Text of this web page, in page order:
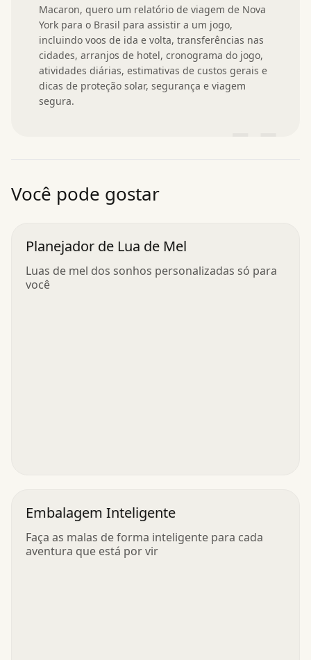
Macaron, quero um relatório de viagem de Nova
York para o Brasil para assistir a um jogo,
incluindo voos de ida e volta, transferências nas
cidades, arranjos de hotel, cronograma do jogo,
atividades diárias, estimativas de custos gerais e
dicas de proteção solar, segurança e viagem
segura.
Você pode gostar
Planejador de Lua de Mel
Luas de mel dos sonhos personalizadas só para
você
Embalagem Inteligente
Faça as malas de forma inteligente para cada
aventura que está por vir